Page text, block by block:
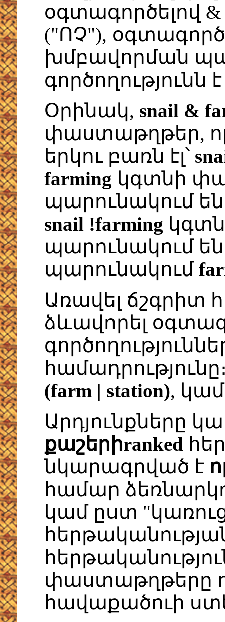
օգտագործելով
("ՈՉ"),
խմբավորման
գործողությունն
Օրինակ, snail &
փաստաթղթեր,
երկու բառն էլ՝
farming կգտնի
պարունակում
snail !farming
պարունակում
պարունակում
Առավել ճշգրիտ
ձևավորել
(farm | station),
Արդյունքները
քաշերիranked
նկարագրված է
համար
կամ ըստ
փաստաթղթերը
հավաքածուի